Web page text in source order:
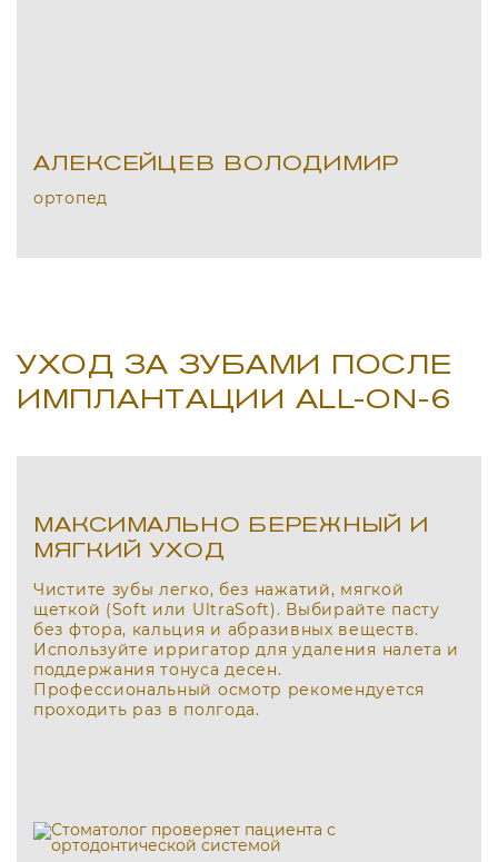
АЛЕКСЕЙЦЕВ ВОЛОДИМИР
ортопед
УХОД ЗА ЗУБАМИ ПОСЛЕ
ИМПЛАНТАЦИИ ALL-ON-6
МАКСИМАЛЬНО БЕРЕЖНЫЙ И
МЯГКИЙ УХОД
Чистите зубы легко, без нажатий, мягкой
щеткой (Soft или UltraSoft). Выбирайте пасту
без фтора, кальция и абразивных веществ.
Используйте ирригатор для удаления налета и
поддержания тонуса десен.
Профессиональный осмотр рекомендуется
проходить раз в полгода.